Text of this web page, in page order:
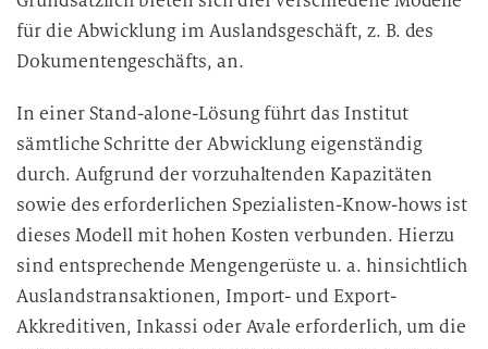
für die Abwicklung im Auslandsgeschäft, z. B. des
Dokumentengeschäfts, an.
In einer Stand-alone-Lösung führt das Institut
sämtliche Schritte der Abwicklung eigenständig
durch. Aufgrund der vorzuhaltenden Kapazitäten
sowie des erforderlichen Spezialisten-Know-hows ist
dieses Modell mit hohen Kosten verbunden. Hierzu
sind entsprechende Mengengerüste u. a. hinsichtlich
Auslandstransaktionen, Import- und Export-
Akkreditiven, Inkassi oder Avale erforderlich, um die